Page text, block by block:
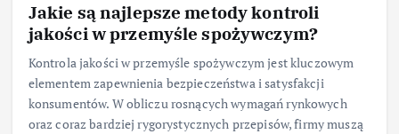
Jakie są najlepsze metody kontroli
jakości w przemyśle spożywczym?
Kontrola jakości w przemyśle spożywczym jest kluczowym
elementem zapewnienia bezpieczeństwa i satysfakcji
konsumentów. W obliczu rosnących wymagań rynkowych
oraz coraz bardziej rygorystycznych przepisów, firmy muszą